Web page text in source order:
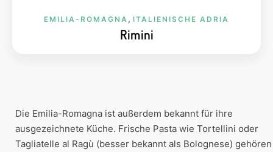
EMILIA-ROMAGNA , ITALIENISCHE ADRIA
Rimini
Sidebar
Die Emilia-Romagna ist außerdem bekannt für ihre
ausgezeichnete Küche. Frische Pasta wie Tortellini oder
Tagliatelle al Ragù (besser bekannt als Bolognese) gehören